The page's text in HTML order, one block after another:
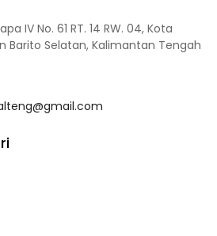
IV No. 61 RT. 14 RW. 04, Kota
Barito Selatan, Kalimantan Tengah